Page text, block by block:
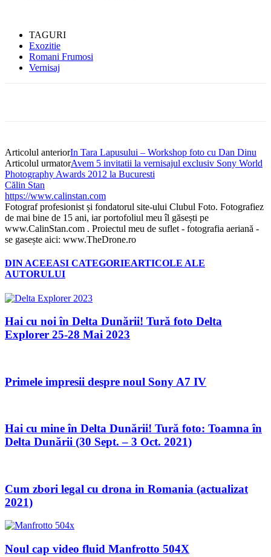
TAGURI
Exozitie
Romani Frumosi
Vernisaj
Articolul anteriorIn Tara Lapusului – Workshop foto cu Dan Dinu
Articolul urmatorAvem 5 invitatii la vernisajul exclusiv Sony World
Photography Awards 2012 la Bucuresti
Călin Stan
https://www.calinstan.com
Fotograf profesionist și fondatorul site-ului Clubul Foto. Fotografiez
de mai bine de 15 ani, iar portofoliul meu îl găsești pe
www.CalinStan.com . Proiectul meu de suflet - fotografia aeriană -
se gasește aici: www.TheDrone.ro
DIN ACEEASI CATEGORIEARTICOLE ALE
AUTORULUI
Hai cu noi în Delta Dunării! Tură foto Delta
Explorer 25-28 Mai 2023
Primele impresii despre noul Sony A7 IV
Hai cu mine în Delta Dunării! Tură foto: Toamna în
Delta Dunării (30 Sept. – 3 Oct. 2021)
Cum zbori legal cu drona in Romania (actualizat
2021)
Noul cap video fluid Manfrotto 504X